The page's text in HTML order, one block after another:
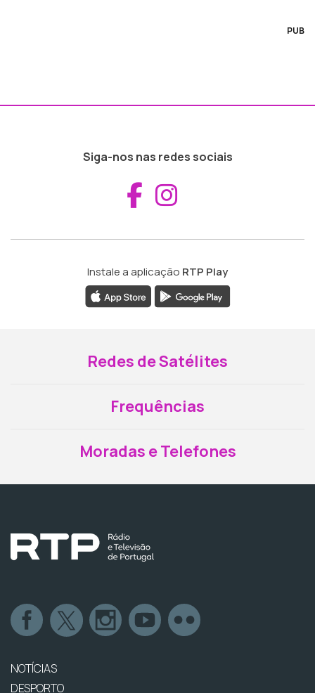
PUB
Siga-nos nas redes sociais
Aceder ao
Instale a aplicação RTP Play
Redes de Satélites
Frequências
Moradas e Telefones
NOTÍCIAS
DESPORTO